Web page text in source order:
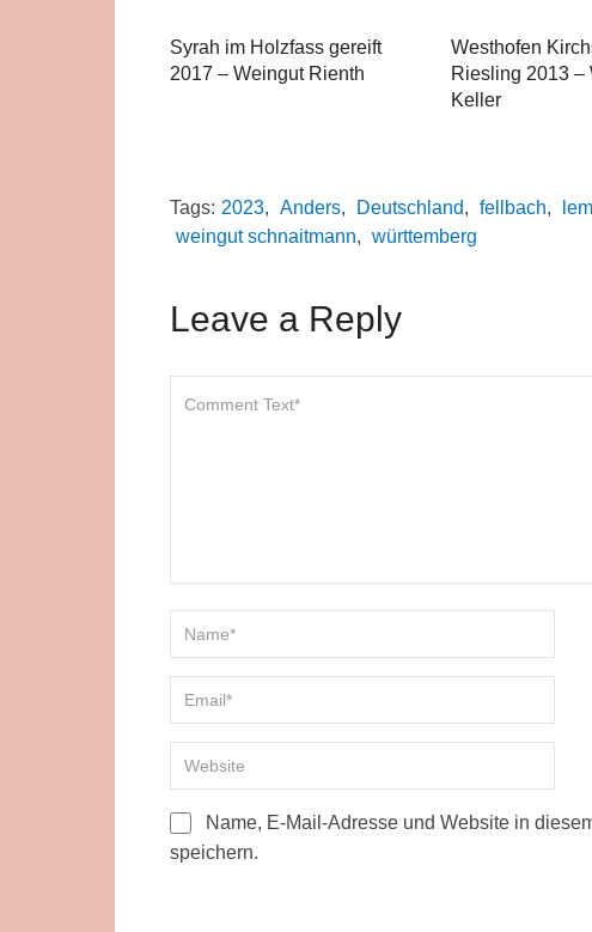
Syrah im Holzfass gereift
2017 – Weingut Rienth
Westhofen
Riesling 2013 –
Keller
Tags: 2023, Anders, Deutschland, fellbach,
weingut schnaitmann, württemberg
Leave a Reply
Name, E-Mail-Adresse und Website in
speichern.